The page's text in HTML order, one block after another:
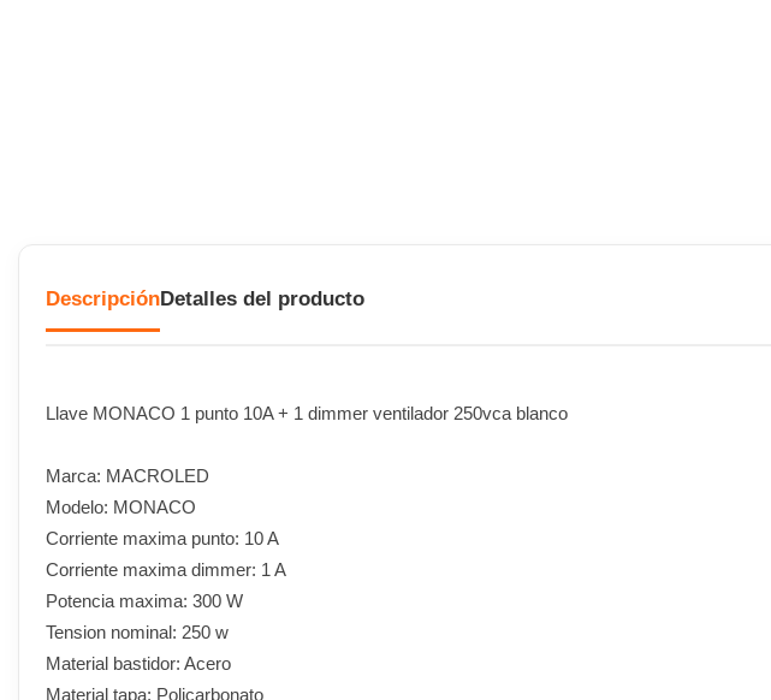
DescripciónDetalles del producto
Llave MONACO 1 punto 10A + 1 dimmer ventilador 250vca blanco
Marca: MACROLED
Modelo: MONACO
Corriente maxima punto: 10 A
Corriente maxima dimmer: 1 A
Potencia maxima: 300 W
Tension nominal: 250 w
Material bastidor: Acero
Material tapa: Policarbonato